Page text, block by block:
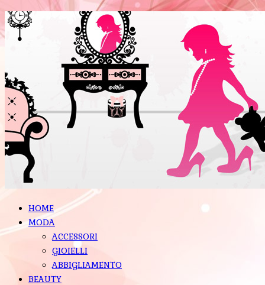
HOME
MODA
ACCESSORI
GIOIELLI
ABBIGLIAMENTO
BEAUTY